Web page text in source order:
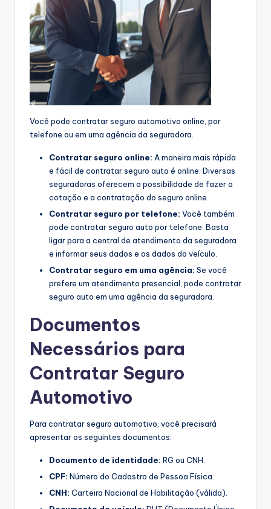
Você pode contratar seguro automotivo online, por
telefone ou em uma agência da seguradora.
Contratar seguro online: A maneira mais rápida
e fácil de contratar seguro auto é online. Diversas
seguradoras oferecem a possibilidade de fazer a
cotação e a contratação do seguro online.
Contratar seguro por telefone: Você também
pode contratar seguro auto por telefone. Basta
ligar para a central de atendimento da seguradora
e informar seus dados e os dados do veículo.
Contratar seguro em uma agência: Se você
prefere um atendimento presencial, pode contratar
seguro auto em uma agência da seguradora.
Documentos
Necessários para
Contratar Seguro
Automotivo
Para contratar seguro automotivo, você precisará
apresentar os seguintes documentos:
Documento de identidade: RG ou CNH.
CPF: Número do Cadastro de Pessoa Física.
CNH: Carteira Nacional de Habilitação (válida).